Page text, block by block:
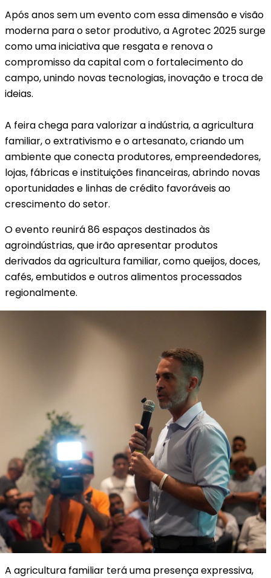
Após anos sem um evento com essa dimensão e visão
moderna para o setor produtivo, a Agrotec 2025 surge
como uma iniciativa que resgata e renova o
compromisso da capital com o fortalecimento do
campo, unindo novas tecnologias, inovação e troca de
ideias.
A feira chega para valorizar a indústria, a agricultura
familiar, o extrativismo e o artesanato, criando um
ambiente que conecta produtores, empreendedores,
lojas, fábricas e instituições financeiras, abrindo novas
oportunidades e linhas de crédito favoráveis ao
crescimento do setor.
O evento reunirá 86 espaços destinados às
agroindústrias, que irão apresentar produtos
derivados da agricultura familiar, como queijos, doces,
cafés, embutidos e outros alimentos processados
regionalmente.
A agricultura familiar terá uma presença expressiva,